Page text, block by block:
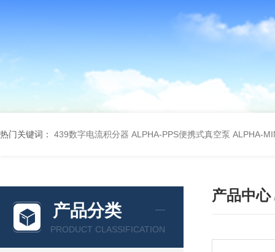
热门关键词： 439数字电流积分器 ALPHA-PPS便携式真空泵 ALPHA-
产品分类
PRODUCT CLASSIFICATION
产品中心